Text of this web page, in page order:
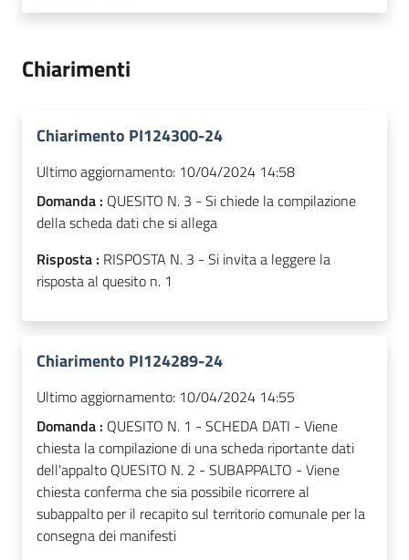
Chiarimenti
Chiarimento PI124300-24
Ultimo aggiornamento: 10/04/2024 14:58
Domanda : QUESITO N. 3 - Si chiede la compilazione
della scheda dati che si allega
Risposta : RISPOSTA N. 3 - Si invita a leggere la
risposta al quesito n. 1
Chiarimento PI124289-24
Ultimo aggiornamento: 10/04/2024 14:55
Domanda : QUESITO N. 1 - SCHEDA DATI - Viene
chiesta la compilazione di una scheda riportante dati
dell'appalto QUESITO N. 2 - SUBAPPALTO - Viene
chiesta conferma che sia possibile ricorrere al
subappalto per il recapito sul territorio comunale per la
consegna dei manifesti